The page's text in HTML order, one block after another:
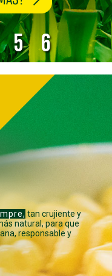
5 6
tan crujiente y
natural, para que
responsable y